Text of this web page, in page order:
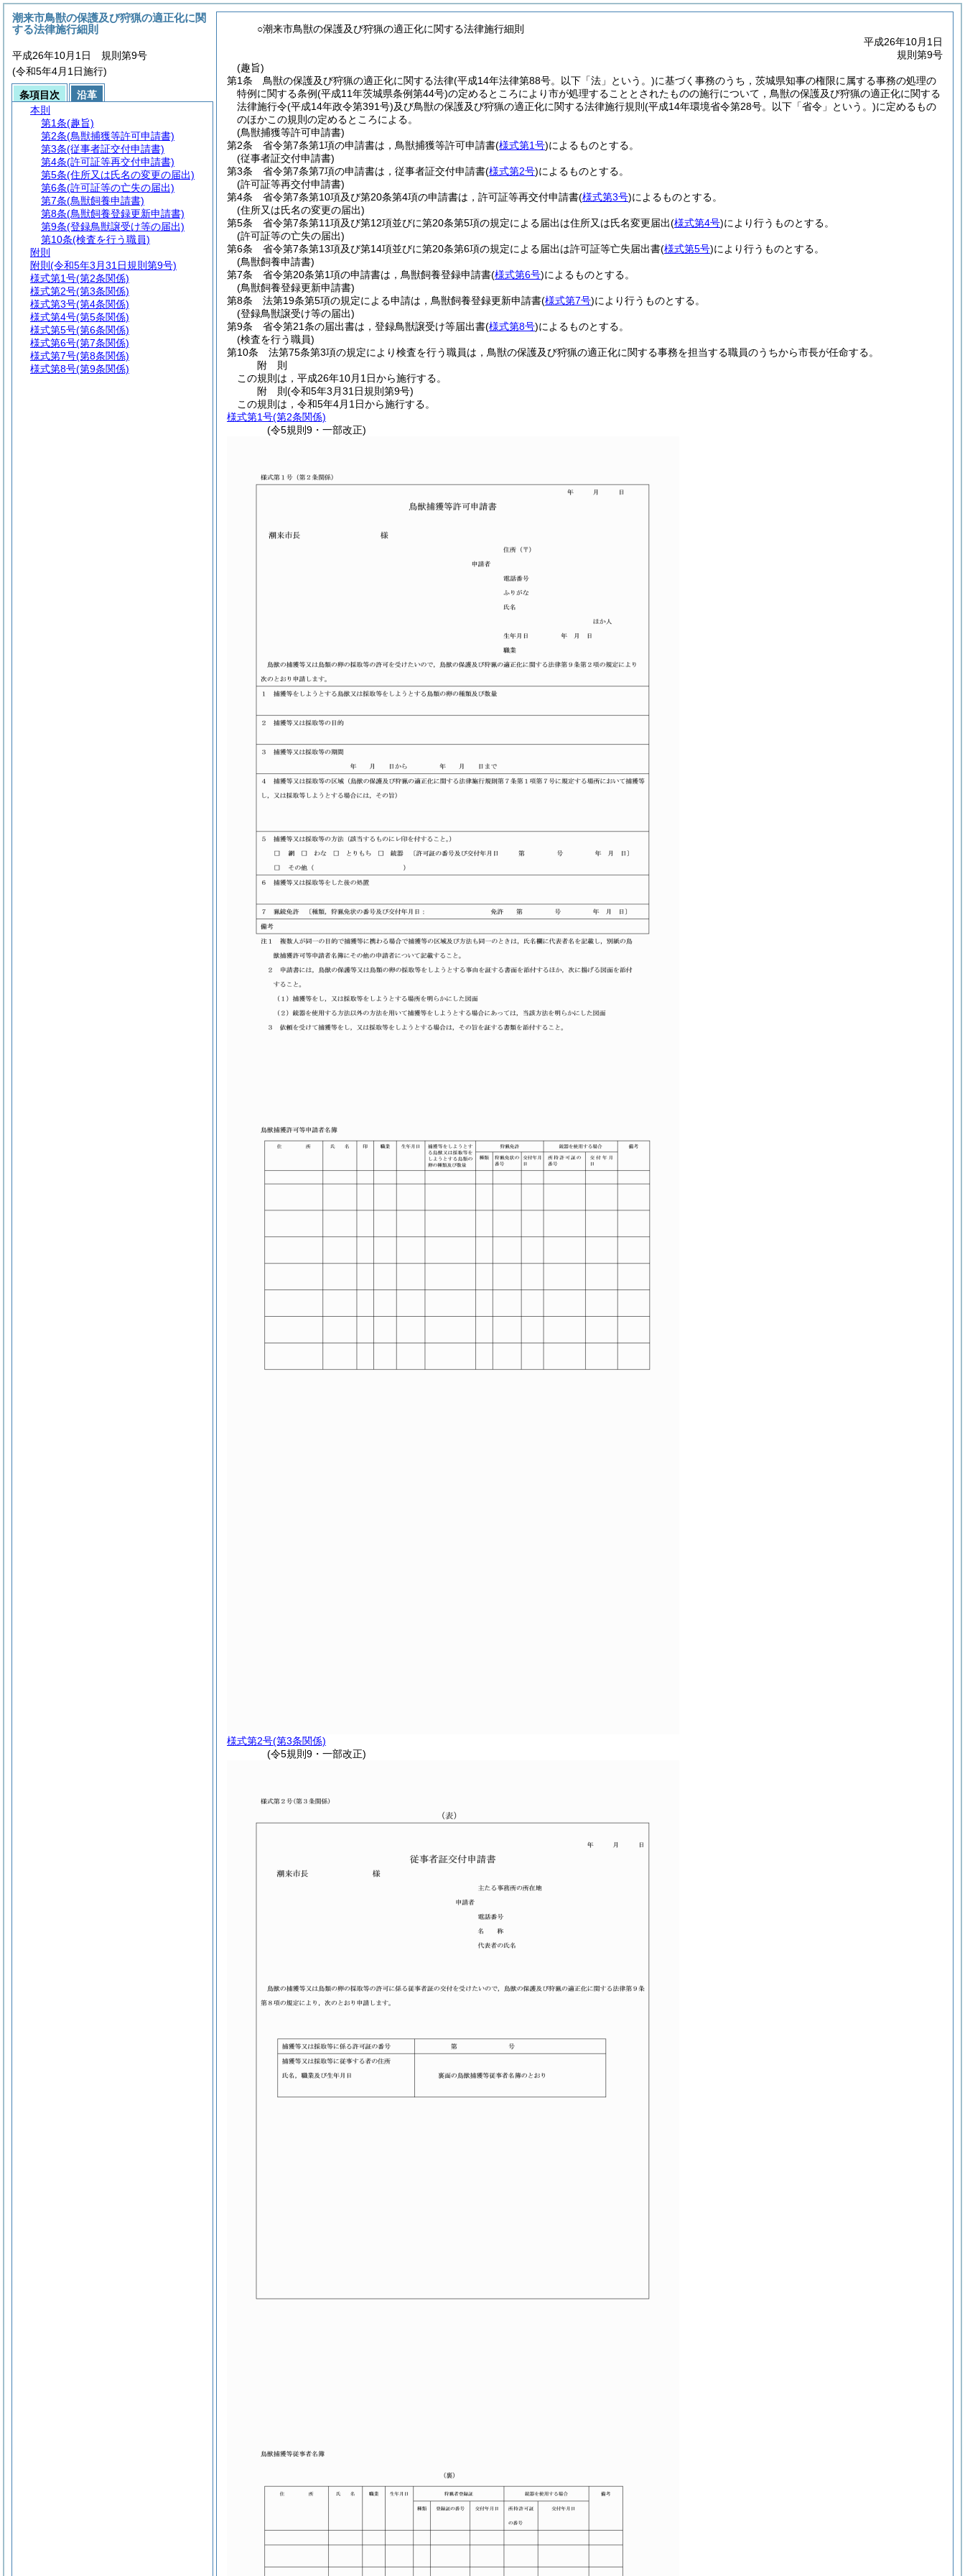
○潮来市鳥獣の保護及び狩猟の適正化に関する法律施行細則
平成26年10月1日
規則第9号
(趣旨)
第1条
鳥獣の保護及び狩猟の適正化に関する法律(平成14年法律第88号。以下「法」という。)に基づく事務のうち，茨城県知事の権限に属する事務の処理の
特例に関する条例(平成11年茨城県条例第44号)の定めるところにより市が処理することとされたものの施行について，鳥獣の保護及び狩猟の適正化に関する
法律施行令(平成14年政令第391号)及び鳥獣の保護及び狩猟の適正化に関する法律施行規則 (平成14年環境省令第28号。以下「省令」という。)に定めるもの
のほかこの規則の定めるところによる。
(鳥獣捕獲等許可申請書)
第2条
省令第7条第1項の申請書は，鳥獣捕獲等許可申請書(様式第1号)によるものとする。
(従事者証交付申請書)
第3条
省令第7条第7項の申請書は，従事者証交付申請書(様式第2号)によるものとする。
(許可証等再交付申請書)
第4条
省令第7条第10項及び第20条第4項の申請書は，許可証等再交付申請書(様式第3号)によるものとする。
(住所又は氏名の変更の届出)
第5条
省令第7条第11項及び第12項並びに第20条第5項の規定による届出は住所又は氏名変更届出(様式第4号)により行うものとする。
(許可証等の亡失の届出)
第6条
省令第7条第13項及び第14項並びに第20条第6項の規定による届出は許可証等亡失届出書(様式第5号)により行うものとする。
(鳥獣飼養申請書)
第7条
省令第20条第1項の申請書は，鳥獣飼養登録申請書(様式第6号)によるものとする。
(鳥獣飼養登録更新申請書)
第8条
法第19条第5項の規定による申請は，鳥獣飼養登録更新申請書(様式第7号)により行うものとする。
(登録鳥獣譲受け等の届出)
第9条
省令第21条の届出書は，登録鳥獣譲受け等届出書(様式第8号)によるものとする。
(検査を行う職員)
第10条
法第75条第3項の規定により検査を行う職員は，鳥獣の保護及び狩猟の適正化に関する事務を担当する職員のうちから市長が任命する。
附 則
この規則は，平成26年10月1日から施行する。
附 則(令和5年3月31日規則第9号)
この規則は，令和5年4月1日から施行する。
様式第1号(第2条関係)
(令5規則9・一部改正)
様式第2号(第3条関係)
(令5規則9・一部改正)
潮来市鳥獣の保護及び狩猟の適正化に関
する法律施行細則
平成26年10月1日 規則第9号
(令和5年4月1日施行)
条項目次
沿革
本則
第1条(趣旨)
第2条(鳥獣捕獲等許可申請書)
第3条(従事者証交付申請書)
第4条(許可証等再交付申請書)
第5条(住所又は氏名の変更の届出)
第6条(許可証等の亡失の届出)
第7条(鳥獣飼養申請書)
第8条(鳥獣飼養登録更新申請書)
第9条(登録鳥獣譲受け等の届出)
第10条(検査を行う職員)
附則
附則 (令和5年3月31日規則第9号)
様式第1号(第2条関係)
様式第2号(第3条関係)
様式第3号(第4条関係)
様式第4号(第5条関係)
様式第5号(第6条関係)
様式第6号(第7条関係)
様式第7号(第8条関係)
様式第8号(第9条関係)